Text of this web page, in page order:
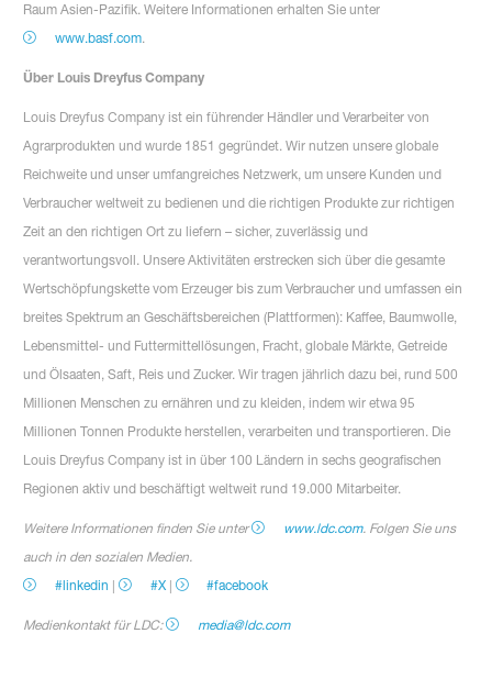
Raum Asien-Pazifik. Weitere Informationen erhalten Sie unter
www.basf.com.
Über Louis Dreyfus Company
Louis Dreyfus Company ist ein führender Händler und Verarbeiter von
Agrarprodukten und wurde 1851 gegründet. Wir nutzen unsere globale
Reichweite und unser umfangreiches Netzwerk, um unsere Kunden und
Verbraucher weltweit zu bedienen und die richtigen Produkte zur richtigen
Zeit an den richtigen Ort zu liefern – sicher, zuverlässig und
verantwortungsvoll. Unsere Aktivitäten erstrecken sich über die gesamte
Wertschöpfungskette vom Erzeuger bis zum Verbraucher und umfassen ein
breites Spektrum an Geschäftsbereichen (Plattformen): Kaffee, Baumwolle,
Lebensmittel- und Futtermittellösungen, Fracht, globale Märkte, Getreide
und Ölsaaten, Saft, Reis und Zucker. Wir tragen jährlich dazu bei, rund 500
Millionen Menschen zu ernähren und zu kleiden, indem wir etwa 95
Millionen Tonnen Produkte herstellen, verarbeiten und transportieren. Die
Louis Dreyfus Company ist in über 100 Ländern in sechs geografischen
Regionen aktiv und beschäftigt weltweit rund 19.000 Mitarbeiter.
Weitere Informationen finden Sie unter www.ldc.com. Folgen Sie uns
auch in den sozialen Medien.
#linkedin | #X| #facebook
Medienkontakt für LDC: media@ldc.com